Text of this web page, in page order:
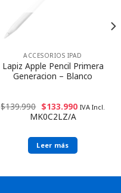
ACCESORIOS IPAD
Lapiz Apple Pencil Primera
Generacion – Blanco
$139.990 $133.990 IVA Incl.
MK0C2LZ/A
Leer más